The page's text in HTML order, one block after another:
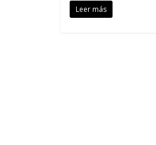
Leer más